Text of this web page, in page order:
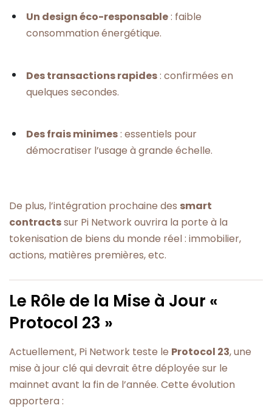
Un design éco-responsable: faible
consommation énergétique.
Des transactions rapides: confirmées en
quelques secondes.
Des frais minimes: essentiels pour
démocratiser l’usage à grande échelle.
De plus, l’intégration prochaine des smart
contractssur Pi Network ouvrira la porte à la
tokenisation de biens du monde réel : immobilier,
actions, matières premières, etc.
Le Rôle de la Mise à Jour «
Protocol 23 »
Actuellement, Pi Network teste le Protocol 23, une
mise à jour clé qui devrait être déployée sur le
mainnet avant la fin de l’année. Cette évolution
apportera :